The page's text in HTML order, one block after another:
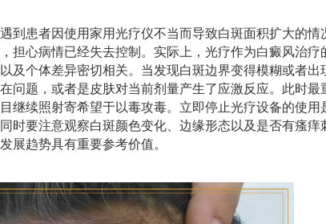
到患者因使用家用光疗仪不当而导致白斑面积扩大的情
担心病情已经失去控制。实际上，光疗作为白癜风治疗
及个体差异密切相关。当发现白斑边界变得模糊或者出
问题，或者是皮肤对当前剂量产生了应激反应。此时最
继续照射寄希望于以毒攻毒。立即停止光疗设备的使用
时要注意观察白斑颜色变化、边缘形态以及是否有瘙痒
展趋势具有重要参考价值。